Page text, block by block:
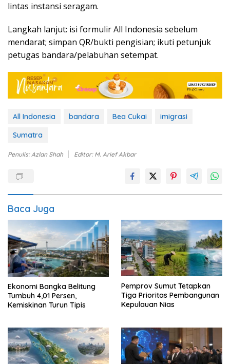
lintas instansi seragam.
Langkah lanjut: isi formulir All Indonesia sebelum
mendarat; simpan QR/bukti pengisian; ikuti petunjuk
petugas bandara/pelabuhan setempat.
All Indonesia bandara Bea Cukai
imigrasi
Sumatra
Penulis: Azlan Shah Editor: M. Arief Akbar
Baca Juga
Ekonomi Bangka Belitung
Tumbuh 4,01 Persen,
Kemiskinan Turun Tipis
Pemprov Sumut Tetapkan
Tiga Prioritas Pembangunan
Kepulauan Nias